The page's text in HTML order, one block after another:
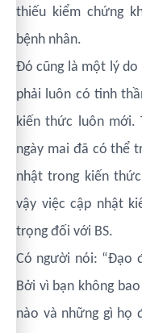
thiếu kiểm chứng
bệnh nhân.
Đó cũng là một lý do
phải luôn có tinh
kiến thức luôn mới.
ngày mai đã có thể
nhật trong kiến
vậy việc cập nhật
trọng đối với BS.
Có người nói: “Đạo
Bởi vì bạn không
nào và những gì họ